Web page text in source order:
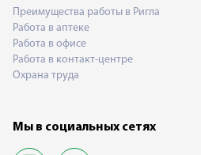
Преимущества работы в Ригла
Работа в аптеке
Работа в офисе
Работа в контакт-центре
Охрана труда
Мы в социальных сетях